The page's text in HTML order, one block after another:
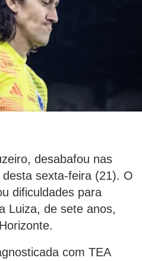
desabafou nas
sexta-feira (21). O
dificuldades para
Luiza, de sete anos,
com TEA